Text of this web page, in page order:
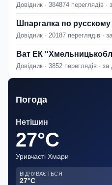
Довідник · 384874 переглядів
Шпаргалка по
Довідник · 20187 переглядів ·
Ват ЕК
Довідник · 3852 переглядів ·
Погода
Нетішин
27°C
Уривчасті Хмари
ВІДЧУВАЄТЬСЯ
27°C